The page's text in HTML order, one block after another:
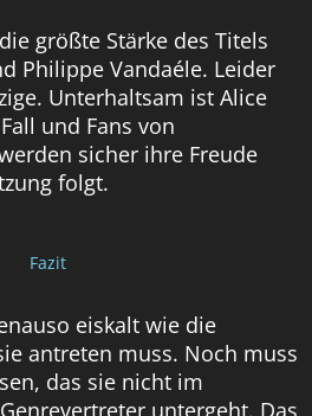
größte Stärke des Titels
Philippe Vandaéle. Leider
Unterhaltsam ist Alice
und Fans von
sicher ihre Freude
folgt.
Fazit
eiskalt wie die
antreten muss. Noch muss
das sie nicht im